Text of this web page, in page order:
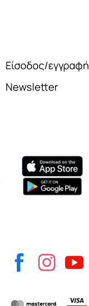
Το μήνυμά σας
Είσοδος/εγγραφή
Newsletter